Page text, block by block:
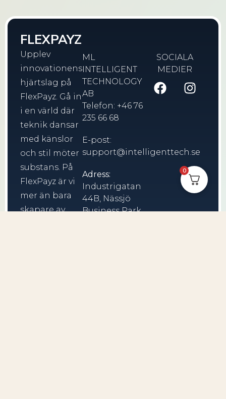
FLEXPAYZ
Upplev
innovationens
hjärtslag på
FlexPayz. Gå in
i en värld där
teknik dansar
med känslor
och stil möter
substans. På
FlexPayz är vi
mer än bara
skapare av
ML
INTELLIGENT
TECHNOLOGY
AB
Telefon: +46 76
235 66 68
E-post:
support@intelligenttech.se
Adress:
Industrigatan
44B, Nässjö
Business Park
SOCIALA
MEDIER
0